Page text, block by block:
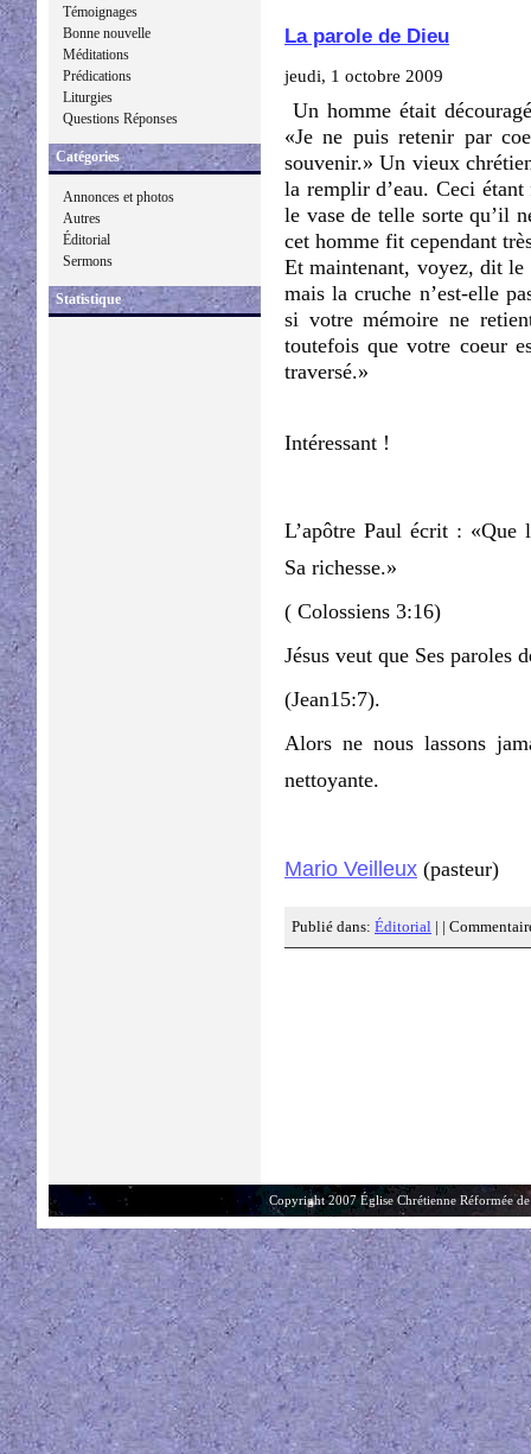
Témoignages
Bonne nouvelle
Méditations
Prédications
Liturgies
Questions Réponses
Catégories
Annonces et photos
Autres
Éditorial
Sermons
Statistique
La parole de Dieu
jeudi, 1 octobre 2009
Un homme était
«Je ne puis retenir par
souvenir.» Un vieux
la remplir d’eau. Ceci
le vase de telle sorte qu’il
cet homme fit cependant
Et maintenant, voyez, dit le
mais la cruche n’est-elle
si votre mémoire ne
toutefois que votre coeur
traversé.»
Intéressant !
L’apôtre Paul écrit : «Que
Sa richesse.»
( Colossiens 3:16)
Jésus veut que Ses paroles
(Jean15:7).
Alors ne nous lassons
nettoyante.
Mario Veilleux (pasteur)
Publié dans: Éditorial | |
Copyright 2007 Église Chrétienne Réformée